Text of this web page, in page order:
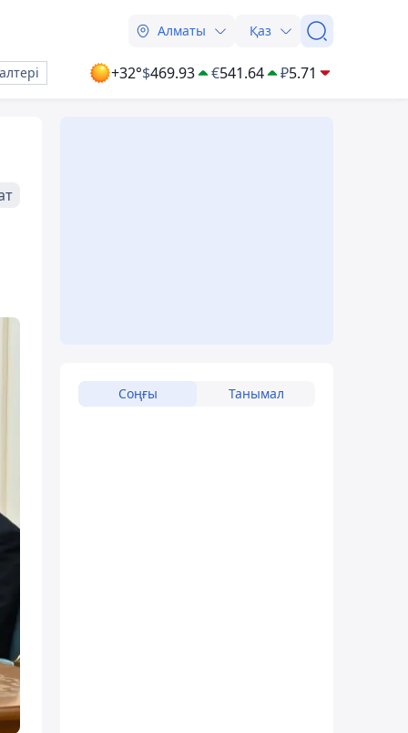
Алматы Қаз
+32°$469.93 €541.64 ₽5.71
Соңғы Танымал